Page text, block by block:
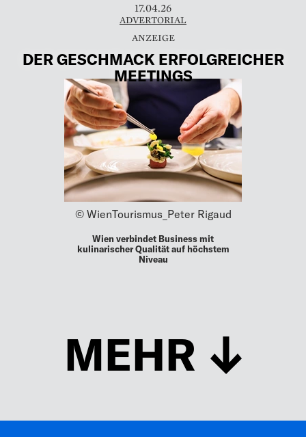
17.04.26
ADVERTORIAL
DER GESCHMACK ERFOLGREICHER
MEETINGS
© WienTourismus_Peter Rigaud
Wien verbindet Business mit
kulinarischer Qualität auf höchstem
Niveau
MEHR